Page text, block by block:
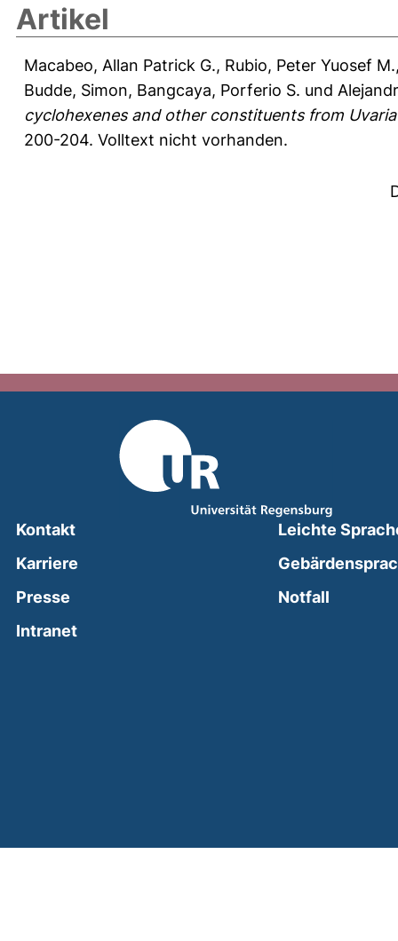
Artikel
Macabeo, Allan Patrick G., Rubio, Peter Yuosef M.
Budde, Simon, Bangcaya, Porferio S. und
cyclohexenes and other constituents from
200-204. Volltext nicht vorhanden.
Kontakt
Karriere
Presse
Intranet(external link, opens in a new window)
Leichte
Notfall